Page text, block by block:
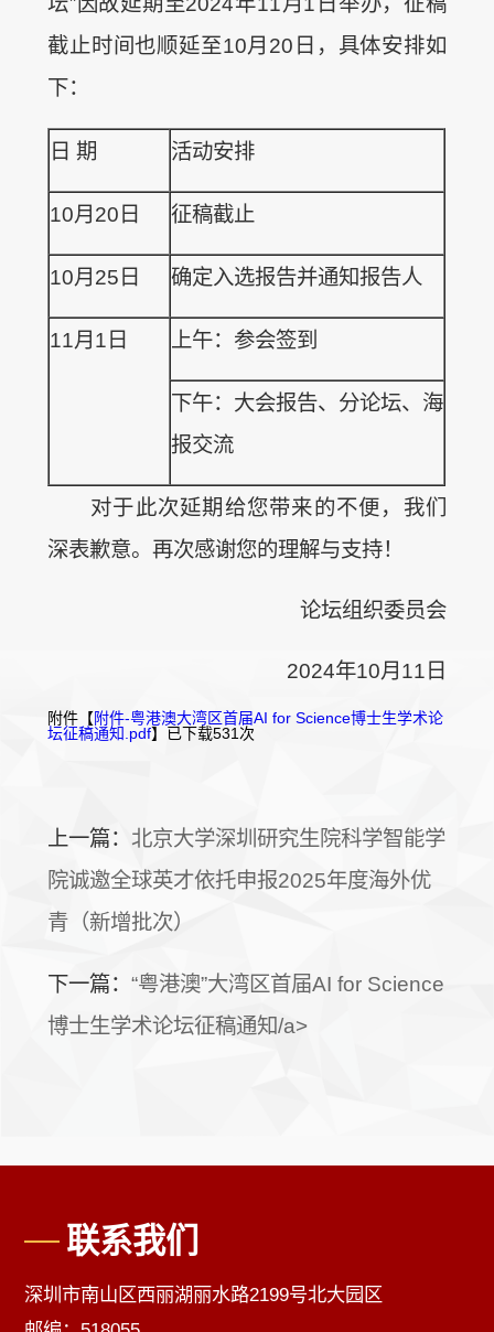
截止时间也顺延至10月20日，具体安排如
下：
日 期 活动安排
10月20日 征稿截止
10月25日 确定入选报告并通知报告人
11月1日 上午：参会签到
下午：大会报告、分论坛、海
报交流
对于此次延期给您带来的不便，我们
深表歉意。再次感谢您的理解与支持！
论坛组织委员会
2024年10月11日
附件【附件-粤港澳大湾区首届AI for Science博士生学术论
坛征稿通知.pdf】已下载531次
上一篇： 北京大学深圳研究生院科学智能学
院诚邀全球英才依托申报2025年度海外优
青（新增批次）
下一篇：“粤港澳”大湾区首届AI for Science
博士生学术论坛征稿通知/a>
联系我们
深圳市南山区西丽湖丽水路2199号北大园区